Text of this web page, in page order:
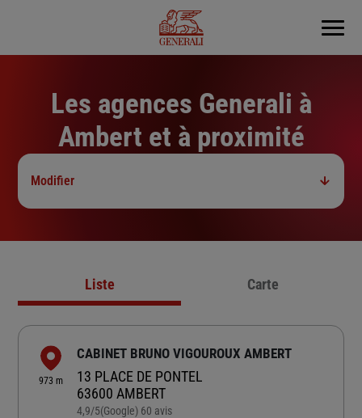
Menu
Les agences Generali à
Ambert et à proximité
Modifier
Liste Carte
973 m
CABINET BRUNO VIGOUROUX AMBERT
13 PLACE DE PONTEL
63600 AMBERT
4,9/5Note de 4.9 sur 5
(Google) 60 avis